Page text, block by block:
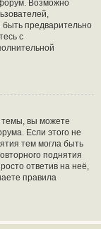
Возможно
предварительно
с
темы, вы можете
Если этого не
тем могла быть
поднятия
ответив на неё,
правила